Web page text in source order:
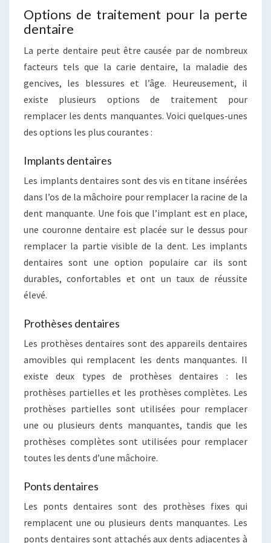
Options de traitement pour la perte
dentaire
La perte dentaire peut être causée par de nombreux
facteurs tels que la carie dentaire, la maladie des
gencives, les blessures et l’âge. Heureusement, il
existe plusieurs options de traitement pour
remplacer les dents manquantes. Voici quelques-unes
des options les plus courantes :
Implants dentaires
Les implants dentaires sont des vis en titane insérées
dans l’os de la mâchoire pour remplacer la racine de la
dent manquante. Une fois que l’implant est en place,
une couronne dentaire est placée sur le dessus pour
remplacer la partie visible de la dent. Les implants
dentaires sont une option populaire car ils sont
durables, confortables et ont un taux de réussite
élevé.
Prothèses dentaires
Les prothèses dentaires sont des appareils dentaires
amovibles qui remplacent les dents manquantes. Il
existe deux types de prothèses dentaires : les
prothèses partielles et les prothèses complètes. Les
prothèses partielles sont utilisées pour remplacer
une ou plusieurs dents manquantes, tandis que les
prothèses complètes sont utilisées pour remplacer
toutes les dents d’une mâchoire.
Ponts dentaires
Les ponts dentaires sont des prothèses fixes qui
remplacent une ou plusieurs dents manquantes. Les
ponts dentaires sont attachés aux dents adjacentes à